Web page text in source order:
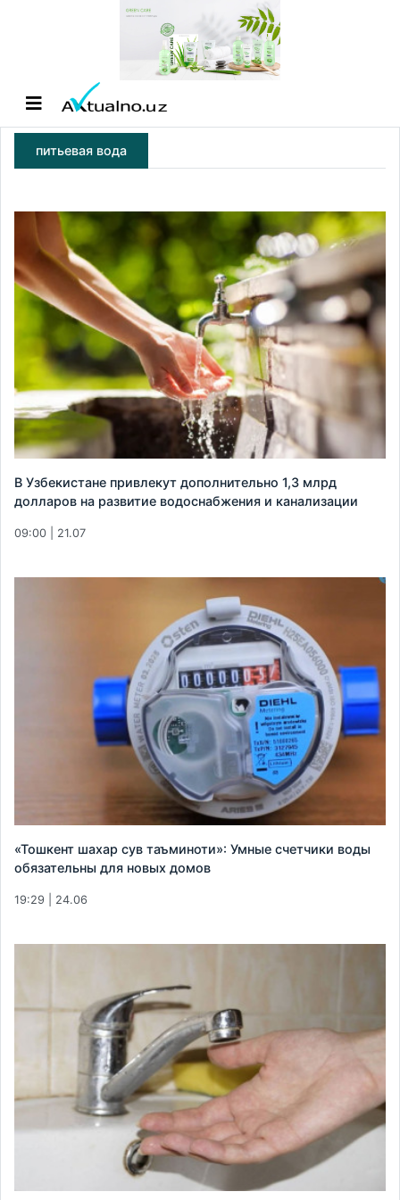
питьевая вода
В Узбекистане привлекут дополнительно 1,3 млрд
долларов на развитие водоснабжения и канализации
09:00 | 21.07
«Тошкент шахар сув таъминоти»: Умные счетчики воды
обязательны для новых домов
19:29 | 24.06